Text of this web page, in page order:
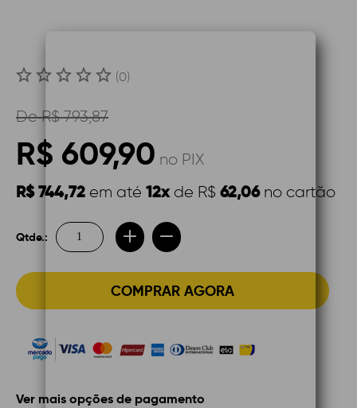
(0)
DeR$ 793,87
R$ 609,90 no PIX
R$ 744,72 em até 12xde R$ 62,06no cartão
Qtde.:
COMPRAR AGORA
Ver mais opções de pagamento